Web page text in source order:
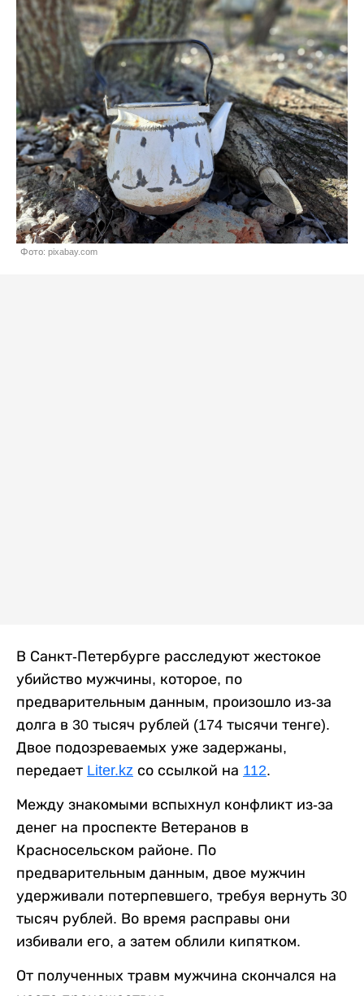
Фото: pixabay.com
В Санкт-Петербурге расследуют жестокое
убийство мужчины, которое, по
предварительным данным, произошло из-за
долга в 30 тысяч рублей (174 тысячи тенге).
Двое подозреваемых уже задержаны,
передает Liter.kz со ссылкой на 112.
Между знакомыми вспыхнул конфликт из-за
денег на проспекте Ветеранов в
Красносельском районе. По
предварительным данным, двое мужчин
удерживали потерпевшего, требуя вернуть 30
тысяч рублей. Во время расправы они
избивали его, а затем облили кипятком.
От полученных травм мужчина скончался на